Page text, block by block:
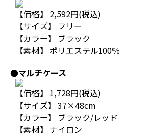
【価格】 2,592円(税込)
【サイズ】 フリー
【カラー】 ブラック
【素材】 ポリエステル100％
●マルチケース
【価格】 1,728円(税込)
【サイズ】 37×48cm
【カラー】 ブラック/レッド
【素材】 ナイロン